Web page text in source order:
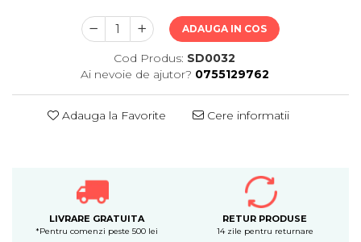
ADAUGA IN COS
Cod Produs: SD0032
Ai nevoie de ajutor? 0755129762
Adauga la Favorite Cere informatii
LIVRARE GRATUITA
*Pentru comenzi peste 500 lei
RETUR PRODUSE
14 zile pentru returnare